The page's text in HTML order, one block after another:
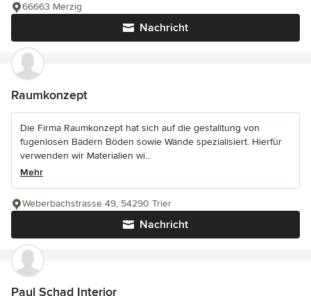
Nachricht
66663 Merzig
Raumkonzept
Die Firma Raumkonzept hat sich auf die gestalltung von
fugenlosen Bädern Böden sowie Wände spezialisiert. Hierfür
verwenden wir Materialien wi...
Mehr
Nachricht
Weberbachstrasse 49, 54290 Trier
Paul Schad Interior